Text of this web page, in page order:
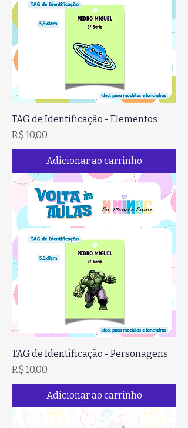
TAG de Identificação - Elementos
Preço
R$ 10,00
Adicionar ao carrinho
TAG de Identificação - Personagens
Preço
R$ 10,00
Adicionar ao carrinho